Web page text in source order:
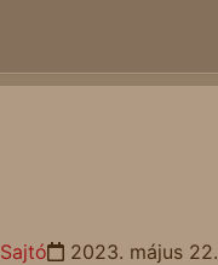
2023. május 22.